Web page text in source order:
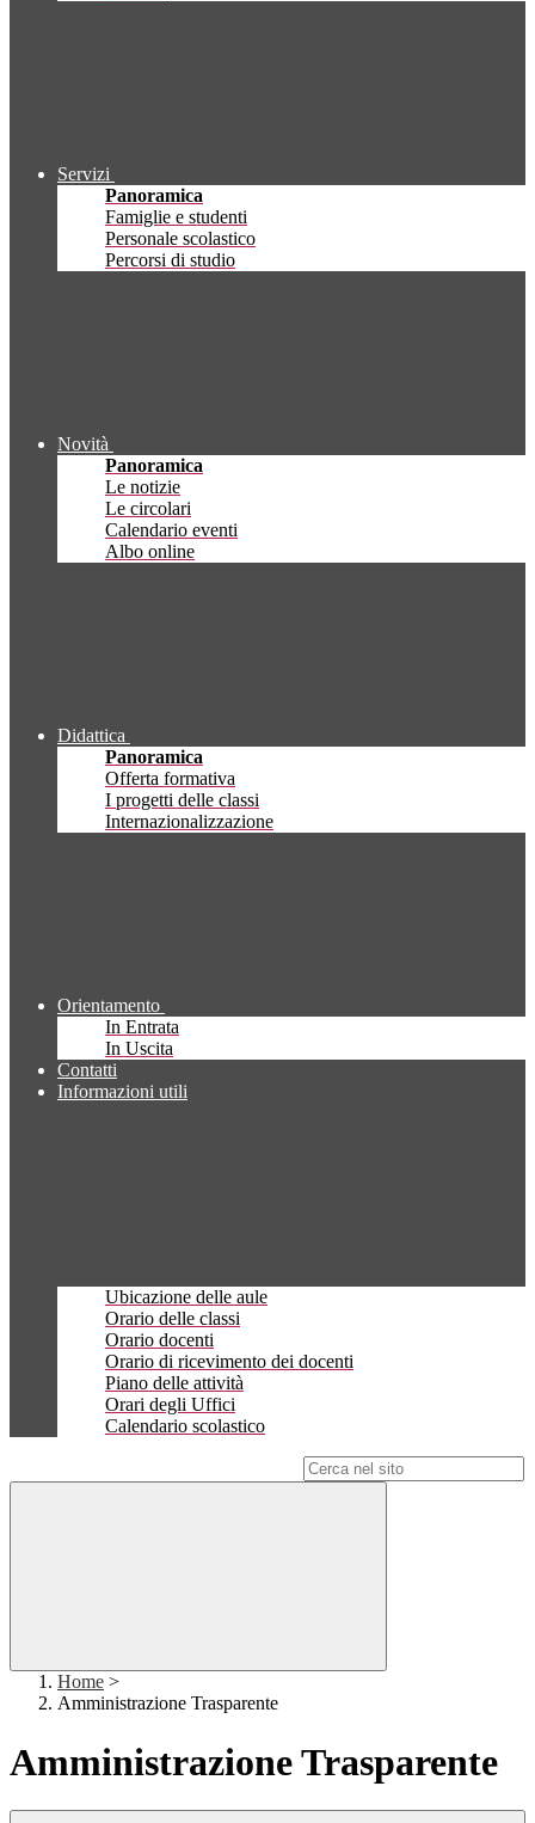
Servizi
Panoramica
Famiglie e studenti
Personale scolastico
Percorsi di studio
Novità
Panoramica
Le notizie
Le circolari
Calendario eventi
Albo online
Didattica
Panoramica
Offerta formativa
I progetti delle classi
Internazionalizzazione
Orientamento
In Entrata
In Uscita
Contatti
Informazioni utili
Ubicazione delle aule
Orario delle classi
Orario docenti
Orario di ricevimento dei docenti
Piano delle attività
Orari degli Uffici
Calendario scolastico
Home >
Amministrazione Trasparente
Amministrazione Trasparente